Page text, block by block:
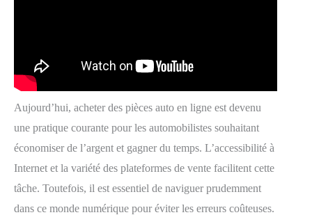
Aujourd’hui, acheter des pièces auto en ligne est devenu
une pratique courante pour les automobilistes souhaitant
économiser de l’argent et gagner du temps. L’accessibilité à
Internet et la variété des plateformes de vente facilitent cette
tâche. Toutefois, il est essentiel de naviguer prudemment
dans ce monde numérique pour éviter les erreurs coûteuses.